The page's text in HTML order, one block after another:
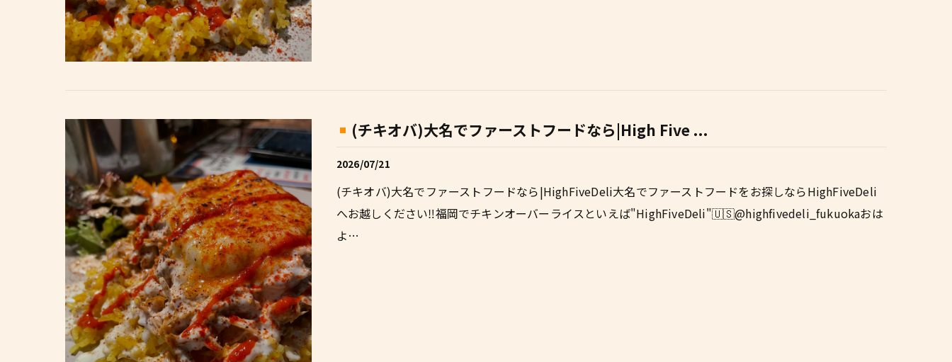
(チキオバ)大名でファーストフードなら|High Five ...
2026/07/21
(チキオバ)大名でファーストフードなら|HighFiveDeli大名でファーストフードをお探しならHighFiveDeli
へお越しください‼福岡でチキンオーバーライスといえば"HighFiveDeli"🇺🇸@highfivedeli_fukuokaおは
よ…